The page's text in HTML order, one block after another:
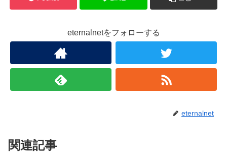
eternalnetをフォローする
eternalnet
関連記事